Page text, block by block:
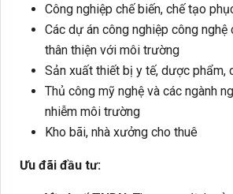
Công nghiệp chế biến, chế tạo
Các dự án công nghiệp công nghệ
thân thiện với môi trường
Sản xuất thiết bị y tế, dược phẩm,
Thủ công mỹ nghệ và các ngành
nhiễm môi trường
Kho bãi, nhà xưởng cho thuê
Ưu đãi đầu tư: